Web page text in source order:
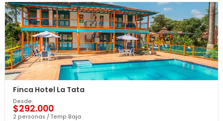
Finca Hotel La Tata
Desde:
$292.000
2 personas / Temp Baja